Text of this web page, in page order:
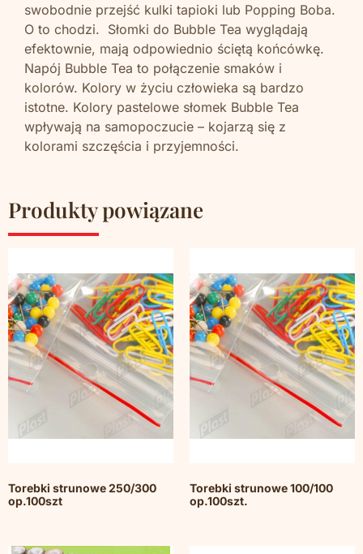
swobodnie przejść kulki tapioki lub Popping Boba.
O to chodzi. Słomki do Bubble Tea wyglądają
efektownie, mają odpowiednio ściętą końcówkę.
Napój Bubble Tea to połączenie smaków i
kolorów. Kolory w życiu człowieka są bardzo
istotne. Kolory pastelowe słomek Bubble Tea
wpływają na samopoczucie – kojarzą się z
kolorami szczęścia i przyjemności.
Produkty powiązane
Torebki strunowe 250/300
op.100szt
Torebki strunowe 100/100
op.100szt.